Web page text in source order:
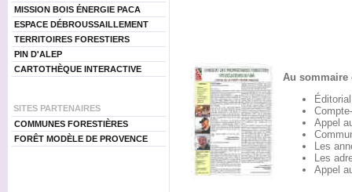
MISSION BOIS ÉNERGIE PACA
ESPACE DÉBROUSSAILLEMENT
TERRITOIRES FORESTIERS
PIN D'ALEP
CARTOTHÈQUE INTERACTIVE
SITES PARTENAIRES
COMMUNES FORESTIÈRES
FORÊT MODÈLE DE PROVENCE
Au sommaire
Éditorial
Appel
Les
Les
Appel